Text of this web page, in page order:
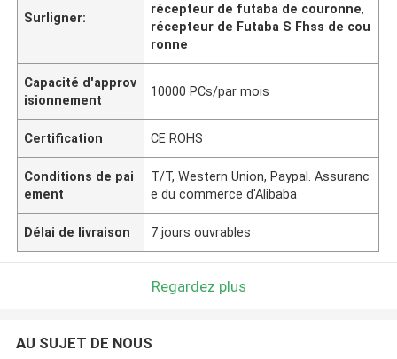
Surligner:
récepteur de futaba de couronne,
récepteur de Futaba S Fhss de cou
ronne
Capacité d'approv
isionnement
10000 PCs/par mois
Certification CE ROHS
Conditions de pai
ement
T/T, Western Union, Paypal. Assuranc
e du commerce d'Alibaba
Délai de livraison 7 jours ouvrables
Regardez plus
AU SUJET DE NOUS